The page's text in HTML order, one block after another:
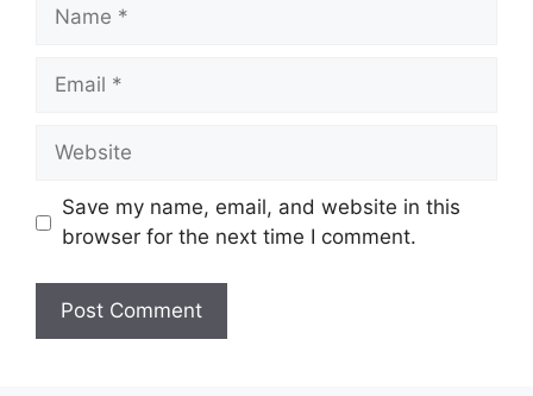
Save my name, email, and website in this
browser for the next time I comment.